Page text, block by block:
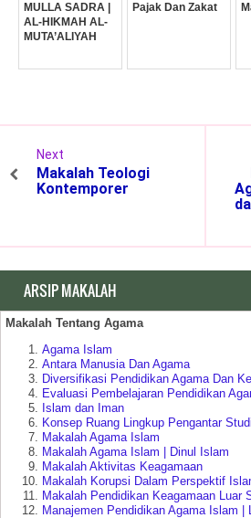
MULLA SADRA |
AL-HIKMAH AL-
MUTA’ALIYAH
Pajak Dan Zakat
Next
Makalah Teologi
Kontemporer
ARSIP MAKALAH
Makalah Tentang Agama
Agama Islam
Antara Manusia Dan Agama
Diversifikasi Pendidikan Agama Dan
Evaluasi Pembelajaran Pendidikan
Islam dan Iman
Konsep Ruang Lingkup Pengantar
Makalah Agama Islam
Makalah Agama Islam | Dinul Islam
Makalah Aktivitas Keagamaan
Makalah Korupsi Dalam Perspektif
Makalah Pendidikan Keagamaan Luar
Manajemen Pendidikan Agama Islam |